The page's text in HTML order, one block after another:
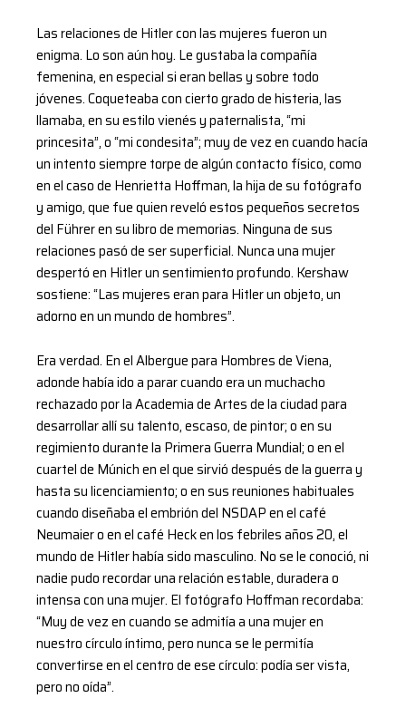
Las relaciones de Hitler con las mujeres fueron un
enigma. Lo son aún hoy. Le gustaba la compañía
femenina, en especial si eran bellas y sobre todo
jóvenes. Coqueteaba con cierto grado de histeria, las
llamaba, en su estilo vienés y paternalista, “mi
princesita”, o “mi condesita”; muy de vez en cuando hacía
un intento siempre torpe de algún contacto físico, como
en el caso de Henrietta Hoffman, la hija de su fotógrafo
y amigo, que fue quien reveló estos pequeños secretos
del Führer en su libro de memorias. Ninguna de sus
relaciones pasó de ser superficial. Nunca una mujer
despertó en Hitler un sentimiento profundo. Kershaw
sostiene: “Las mujeres eran para Hitler un objeto, un
adorno en un mundo de hombres”.
Era verdad. En el Albergue para Hombres de Viena,
adonde había ido a parar cuando era un muchacho
rechazado por la Academia de Artes de la ciudad para
desarrollar allí su talento, escaso, de pintor; o en su
regimiento durante la Primera Guerra Mundial; o en el
cuartel de Múnich en el que sirvió después de la guerra y
hasta su licenciamiento; o en sus reuniones habituales
cuando diseñaba el embrión del NSDAP en el café
Neumaier o en el café Heck en los febriles años 20, el
mundo de Hitler había sido masculino. No se le conoció, ni
nadie pudo recordar una relación estable, duradera o
intensa con una mujer. El fotógrafo Hoffman recordaba:
“Muy de vez en cuando se admitía a una mujer en
nuestro círculo íntimo, pero nunca se le permitía
convertirse en el centro de ese círculo: podía ser vista,
pero no oída”.